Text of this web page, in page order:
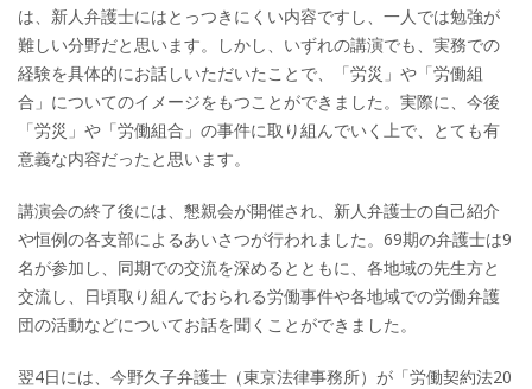
は、新人弁護士にはとっつきにくい内容ですし、一人では勉強が
難しい分野だと思います。しかし、いずれの講演でも、実務での
経験を具体的にお話しいただいたことで、「労災」や「労働組
合」についてのイメージをもつことができました。実際に、今後
「労災」や「労働組合」の事件に取り組んでいく上で、とても有
意義な内容だったと思います。
講演会の終了後には、懇親会が開催され、新人弁護士の自己紹介
や恒例の各支部によるあいさつが行われました。69期の弁護士は9
名が参加し、同期での交流を深めるとともに、各地域の先生方と
交流し、日頃取り組んでおられる労働事件や各地域での労働弁護
団の活動などについてお話を聞くことができました。
翌4日には、今野久子弁護士（東京法律事務所）が「労働契約法20